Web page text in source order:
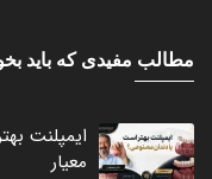
مطالب مفیدی که باید
معیار